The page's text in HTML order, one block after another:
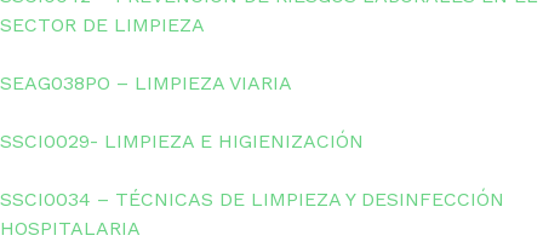
SECTOR DE LIMPIEZA
SEAG038PO – LIMPIEZA VIARIA
SSCI0029- LIMPIEZA E HIGIENIZACIÓN
SSCI0034 – TÉCNICAS DE LIMPIEZA Y DESINFECCIÓN
HOSPITALARIA